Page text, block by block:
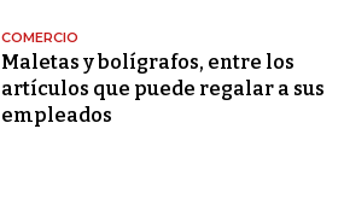
COMERCIO
Maletas y bolígrafos, entre los
artículos que puede regalar a sus
empleados